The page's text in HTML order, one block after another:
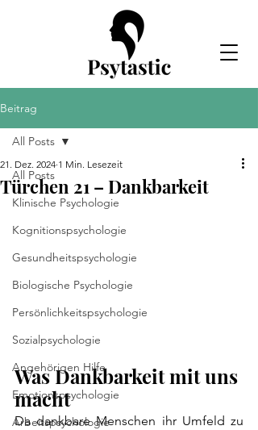
Beitrag
All Posts
Klinische Psychologie
Kognitionspsychologie
Gesundheitspsychologie
Biologische Psychologie
Persönlichkeitspsychologie
Sozialpsychologie
Angehörigen Hilfe
Emotionspsychologie
Arbeitspsychologie
All Posts
Türchen 21 – Dankbarkeit
21. Dez. 2024 1 Min. Lesezeit
Was Dankbarkeit mit uns
macht
Da dankbare Menschen ihr Umfeld zu